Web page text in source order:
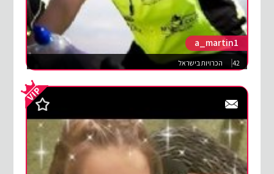
a_martin1
42 הכרויות בישראל